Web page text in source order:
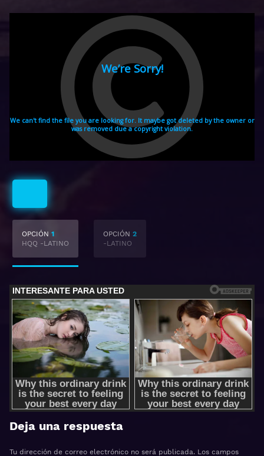
OPCIÓN 1
HQQ -LATINO
OPCIÓN 2
-LATINO
Deja una respuesta
Tu dirección de correo electrónico no será publicada. Los campos